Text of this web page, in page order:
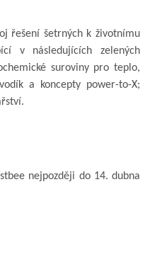
řešení šetrných k životnímu
v následujících zelených
suroviny pro teplo,
a koncepty power-to-X;
nejpozději do 14. dubna